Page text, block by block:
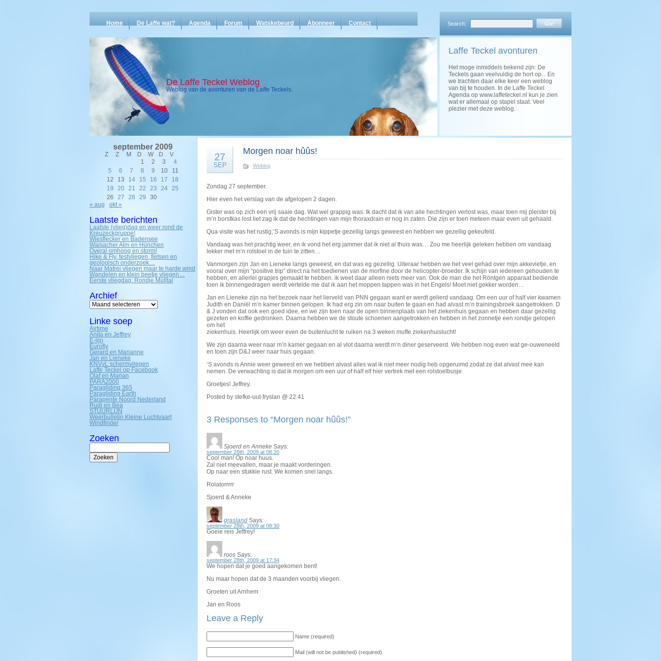
Home De Laffe wat? Agenda Forum Watskebeurd Abonneer Contact Search:
De Laffe Teckel Weblog
Weblog van de avonturen van de Laffe Teckels.
Laffe Teckel avonturen
Het moge inmiddels bekend zijn: De
Teckels gaan veelvuldig de hort op... En
we trachten daar elke keer een weblog
van bij te houden. In de Laffe Teckel
Agenda op www.laffeteckel.nl kun je zien
wat er allemaal op stapel staat. Veel
plezier met deze weblog.
september 2009
Z Z M D W D
V
1
2 3
4
5
6 7 8 9 10
11
12
13 14 15 16 17
18
19
20 21 22 23 24
25
26
27 28 29
30
« aug
okt »
Laatste berichten
Laatste (vlieg)dag en weer rond de
Kreuzeckgruppe!
Wiesflecker en Badensee
Waisacher Alm en Hünchen
Overal omhoog en storm!
Hike & Fly, testvliegen, fietsen en
geologisch onderzoek…
Naar Matrei vliegen maar te harde wind
Wandelen en klein beetje vliegen…
Eerste vliegdag: Rondje Mülltal
Archief
Archief
Linke soep
Airtime
Anita en Jeffrey
E-lijn
Eurofly
Gerard en Marianne
Jan en Lieneke
KNVvL schermvliegen
Laffe Teckel op Facebook
Olaf en Marian
PARA2000
Paragliding 365
Paragliding Earth
Parapente Noord Nederland
Rudi en Bea
STUURLIJN
Weerbulletin Kleine Luchtvaart
Windfinder
Zoeken
Zoeken
naar:
27
SEP
Morgen noar hûûs!
Weblog
Zondag 27 september.
Hier even het verslag van de afgelopen 2 dagen.
Gister was op zich een vrij saaie dag. Wat wel grappig was: Ik dacht dat ik van alle hechtingen verlost was, maar toen mij pleister bij
m’n borstkas lost liet zag ik dat de hechtingen van mijn thoraxdrain er nog in zaten. Die zijn er toen meteen maar even uit gehaald.
Qua visite was het rustig;’S avonds is mijn kippetje gezellig langs geweest en hebben we gezellig gekeufeld.
Vandaag was het prachtig weer, en ik vond het erg jammer dat ik niet al thuis was… Zou me heerlijk geleken hebben om vandaag
lekker met m’n rolstoel in de tuin te zitten…
Vanmorgen zijn Jan en Lieneke langs geweest, en dat was eg gezellig. Uiteraar hebben we het veel gehad over mijn akkevietje, en
vooral over mijn “positive trip” direct na het toedienen van de morfine door de helicopter-broeder. Ik schijn van iedereen gehouden te
hebben, en allerlei grapjes gemaakt te hebben. ik weet daar alleen niets meer van. Ook de man die het Röntgen apparaat bediende
toen ik binnengedragen werdt vertelde me dat ik aan het moppen tappen was in het Engels! Moet niet gekker worden…
Jan en Lieneke zijn na het bezoek naar het lierveld van PNN gegaan want er werdt gelierd vandaag. Om een uur of half vier kwamen
Judith en Daniël m’n kamer binnen gelopen. Ik had erg zin om naar buiten te gaan en had alvast m’n trainingsbroek aangetrokken. D
& J vonden dat ook een goed idee, en we zijn toen naar de open binnenplaats van het ziekenhuis gegaan en hebben daar gezellig
gezeten en koffie gedronken. Daarna hebben we de stoute schoenen aangetrokken en hebben in het zonnetje een rondje gelopen
om het
ziekenhuis. Heerlijk om weer even de buitenlucht te ruiken na 3 weken muffe ziekenhuislucht!
We zijn daarna weer naar m’n kamer gegaan en al vlot daarna werdt m’n diner geserveerd. We hebben nog even wat ge-ouweneeld
en toen zijn D&J weer naar huis gegaan.
‘S avonds is Annie weer geweest en we hebben alvast alles wat ik niet meer nodig heb opgeruimd zodat ze dat alvast mee kan
nemen. De verwachting is dat ik morgen om een uur of half elf hier vertrek met een rolstoelbusje.
Groetjes! Jeffrey.
Posted by stefke-uut-fryslan @ 22:41
3 Responses to “Morgen noar hûûs!”
Sjoerd en Anneke Says:
september 28th, 2009 at 08:20
Cool man! Op noar huus.
Zal niet meevallen, maar je maakt vorderingen.
Op naar een stukkie rust. We komen snel langs.
Rolatorrrrr
Sjoerd & Anneke
grasland Says:
september 28th, 2009 at 08:30
Goeie reis Jeffrey!
roos Says:
september 28th, 2009 at 17:34
We hopen dat je goed aangekomen bent!
Nu maar hopen dat de 3 maanden voorbij vliegen.
Groeten uit Arnhem
Jan en Roos
Leave a Reply
Name (required)
Mail (will not be published) (required)